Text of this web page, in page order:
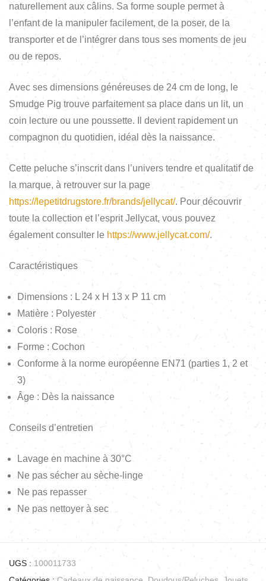
naturellement aux câlins. Sa forme souple permet à
l’enfant de la manipuler facilement, de la poser, de la
transporter et de l’intégrer dans tous ses moments de jeu
ou de repos.
Avec ses dimensions généreuses de 24 cm de long, le
Smudge Pig trouve parfaitement sa place dans un lit, un
coin lecture ou une poussette. Il devient rapidement un
compagnon du quotidien, idéal dès la naissance.
Cette peluche s’inscrit dans l’univers tendre et qualitatif de
la marque, à retrouver sur la page
https://lepetitdrugstore.fr/brands/jellycat/. Pour découvrir
toute la collection et l’esprit Jellycat, vous pouvez
également consulter le https://www.jellycat.com/.
Caractéristiques
Dimensions : L 24 x H 13 x P 11 cm
Matière : Polyester
Coloris : Rose
Forme : Cochon
Conforme à la norme européenne EN71 (parties 1, 2 et
3)
Âge : Dès la naissance
Conseils d’entretien
Lavage en machine à 30°C
Ne pas sécher au sèche-linge
Ne pas repasser
Ne pas nettoyer à sec
UGS : 100011733